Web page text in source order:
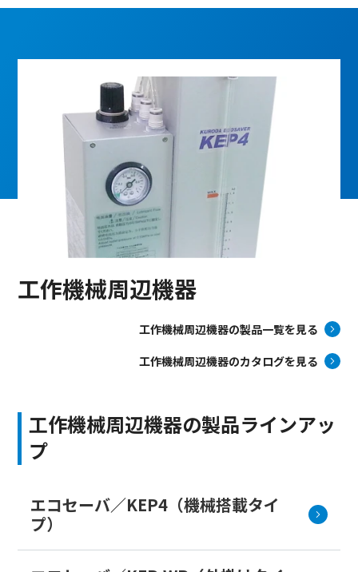
工作機械周辺機器
工作機械周辺機器の製品一覧を見る
工作機械周辺機器のカタログを見る
工作機械周辺機器の製品ラインアッ
プ
エコセーバ／KEP4（機械搭載タイ
プ）